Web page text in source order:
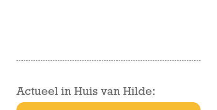
Actueel in Huis van Hilde: